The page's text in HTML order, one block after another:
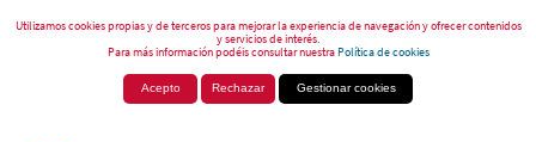
Utilizamos cookies propias y de terceros para mejorar la experiencia de navegación y ofrecer contenidos
y servicios de interés.
Para más información podéis consultar nuestraPolítica de cookies
Acepto Rechazar Gestionar cookies